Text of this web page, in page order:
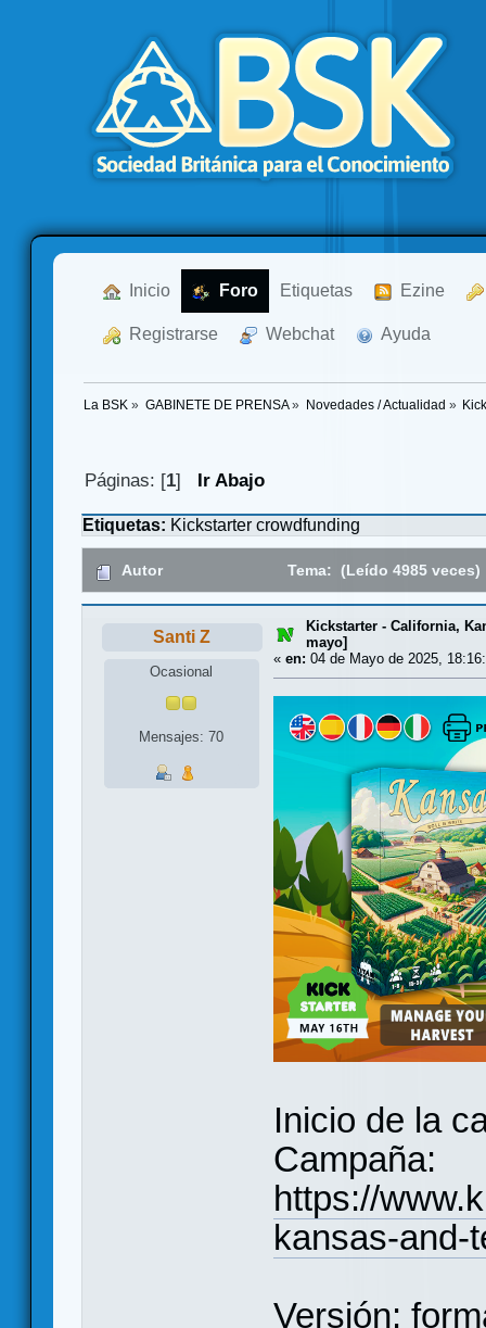
Inicio Foro Etiquetas Ezine
Registrarse Webchat Ayuda
La BSK » GABINETE DE PRENSA» Novedades / Actualidad »
Páginas: [1] Ir Abajo
Etiquetas: Kickstarter crowdfunding
Autor Tema: (Leído 4985 veces)
Santi Z
Ocasional
Mensajes: 70
Kickstarter - California,
mayo]
« en: 04 de Mayo de 2025,
Inicio de la
Campaña:
https://
kansas-and-
Versión: